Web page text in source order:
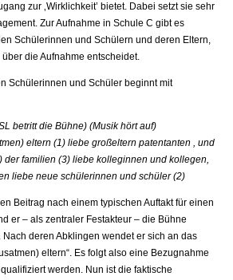
zur ‚Wirklichkeit’ bietet. Dabei setzt sie sehr
Zur Aufnahme in Schule C gibt es
Schülerinnen und Schülern und deren Eltern,
die Aufnahme entscheidet.
Schülerinnen und Schüler beginnt mit
betritt die Bühne) (Musik hört auf)
eltern (1) liebe großeltern patentanten , und
der familien (3) liebe kolleginnen und kollegen,
liebe neue schülerinnen und schüler (2)
Beitrag nach einem typischen Auftakt für einen
er – als zentraler Festakteur – die Bühne
Nach deren Abklingen wendet er sich an das
eltern“. Es folgt also eine Bezugnahme
werden. Nun ist die faktische